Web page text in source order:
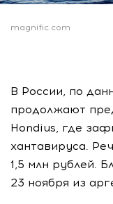
magnific.com
В России, по
продолжают
Hondius, где
хантавируса.
1,5 млн рублей.
23 ноября из